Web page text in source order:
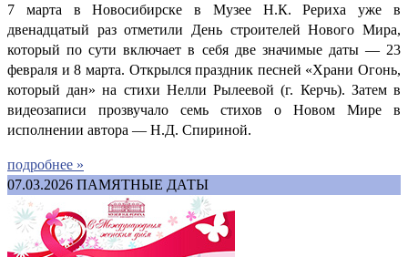
7 марта в Новосибирске в Музее Н.К. Рериха уже в
двенадцатый раз отметили День строителей Нового Мира,
который по сути включает в себя две значимые даты — 23
февраля и 8 марта. Открылся праздник песней «Храни Огонь,
который дан» на стихи Нелли Рылеевой (г. Керчь). Затем в
видеозаписи прозвучало семь стихов о Новом Мире в
исполнении автора — Н.Д. Спириной.
подробнее »
07.03.2026 ПАМЯТНЫЕ ДАТЫ